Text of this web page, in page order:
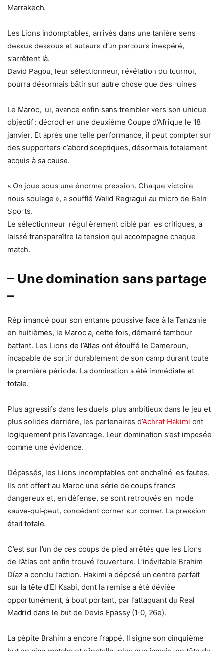
Marrakech.
Les Lions indomptables, arrivés dans une tanière sens
dessus dessous et auteurs d’un parcours inespéré,
s’arrêtent là.
David Pagou, leur sélectionneur, révélation du tournoi,
pourra désormais bâtir sur autre chose que des ruines.
Le Maroc, lui, avance enfin sans trembler vers son unique
objectif : décrocher une deuxième Coupe d’Afrique le 18
janvier. Et après une telle performance, il peut compter sur
des supporters d’abord sceptiques, désormais totalement
acquis à sa cause.
« On joue sous une énorme pression. Chaque victoire
nous soulage », a soufflé Walid Regragui au micro de BeIn
Sports.
Le sélectionneur, régulièrement ciblé par les critiques, a
laissé transparaître la tension qui accompagne chaque
match.
– Une domination sans partage
–
Réprimandé pour son entame poussive face à la Tanzanie
en huitièmes, le Maroc a, cette fois, démarré tambour
battant. Les Lions de l’Atlas ont étouffé le Cameroun,
incapable de sortir durablement de son camp durant toute
la première période. La domination a été immédiate et
totale.
Plus agressifs dans les duels, plus ambitieux dans le jeu et
plus solides derrière, les partenaires d’Achraf Hakimi ont
logiquement pris l’avantage. Leur domination s’est imposée
comme une évidence.
Dépassés, les Lions indomptables ont enchaîné les fautes.
Ils ont offert au Maroc une série de coups francs
dangereux et, en défense, se sont retrouvés en mode
sauve‑qui‑peut, concédant corner sur corner. La pression
était totale.
C’est sur l’un de ces coups de pied arrêtés que les Lions
de l’Atlas ont enfin trouvé l’ouverture. L’inévitable Brahim
Díaz a conclu l’action. Hakimi a déposé un centre parfait
sur la tête d’El Kaabi, dont la remise a été déviée
opportunément, à bout portant, par l’attaquant du Real
Madrid dans le but de Devis Epassy (1‑0, 26e).
La pépite Brahim a encore frappé. Il signe son cinquième